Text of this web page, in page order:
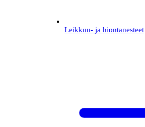
Leikkuu- ja hiontanesteet